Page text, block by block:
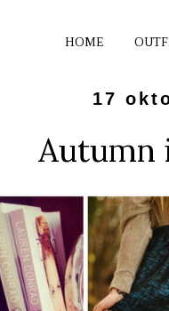
HOME
17
Autumn